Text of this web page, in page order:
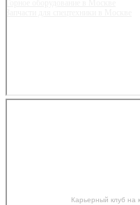
Карьерный клуб на